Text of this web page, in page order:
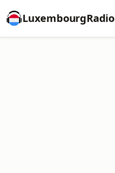
LuxembourgRadio